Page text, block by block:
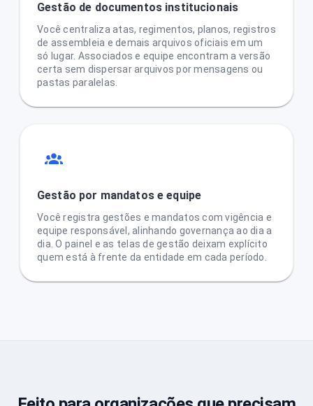
Gestão de documentos institucionais
Você centraliza atas, regimentos, planos, registros
de assembleia e demais arquivos oficiais em um
só lugar. Associados e equipe encontram a versão
certa sem dispersar arquivos por mensagens ou
pastas paralelas.
Gestão por mandatos e equipe
Você registra gestões e mandatos com vigência e
equipe responsável, alinhando governança ao dia a
dia. O painel e as telas de gestão deixam explícito
quem está à frente da entidade em cada período.